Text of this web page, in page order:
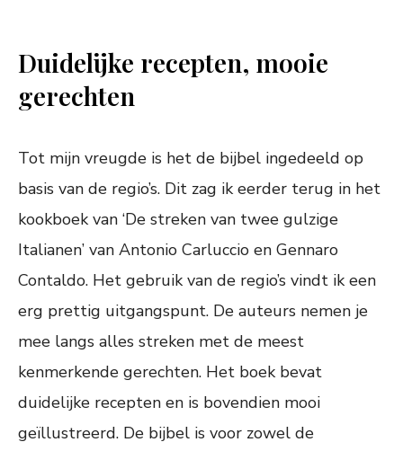
Duidelijke recepten, mooie
gerechten
Tot mijn vreugde is het de bijbel ingedeeld op
basis van de regio’s. Dit zag ik eerder terug in het
kookboek van ‘De streken van twee gulzige
Italianen’ van Antonio Carluccio en Gennaro
Contaldo. Het gebruik van de regio’s vindt ik een
erg prettig uitgangspunt. De auteurs nemen je
mee langs alles streken met de meest
kenmerkende gerechten. Het boek bevat
duidelijke recepten en is bovendien mooi
geïllustreerd. De bijbel is voor zowel de